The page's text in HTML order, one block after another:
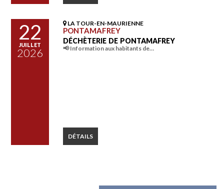
22
JUILLET
2026
LA TOUR-EN-MAURIENNE
PONTAMAFREY
DÉCHÈTERIE DE PONTAMAFREY
📢 Information aux habitants de…
DÉTAILS